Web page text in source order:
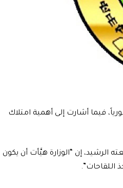
فيما أشارت إلى أهمية امتلاك
الرشيد، إن “الوزارة هيَّأت أن يكون
اللقاحات”.